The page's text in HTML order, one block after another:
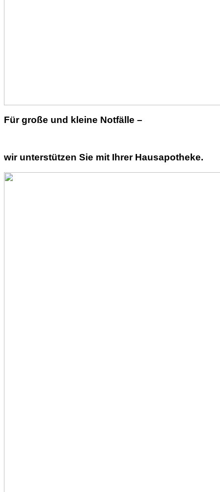
Für große und kleine Notfälle –
wir unterstützen Sie mit Ihrer Hausapotheke.